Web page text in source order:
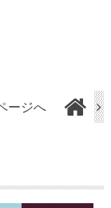
ージへ